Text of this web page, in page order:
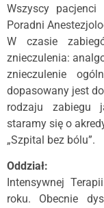
Wszyscy
Poradni
W czasie
znieczulenia:
znieczulenie
dopasowany jest do
rodzaju zabiegu
staramy się o
„Szpital bez bólu”.
Oddział:
Intensywnej
roku. Obecnie